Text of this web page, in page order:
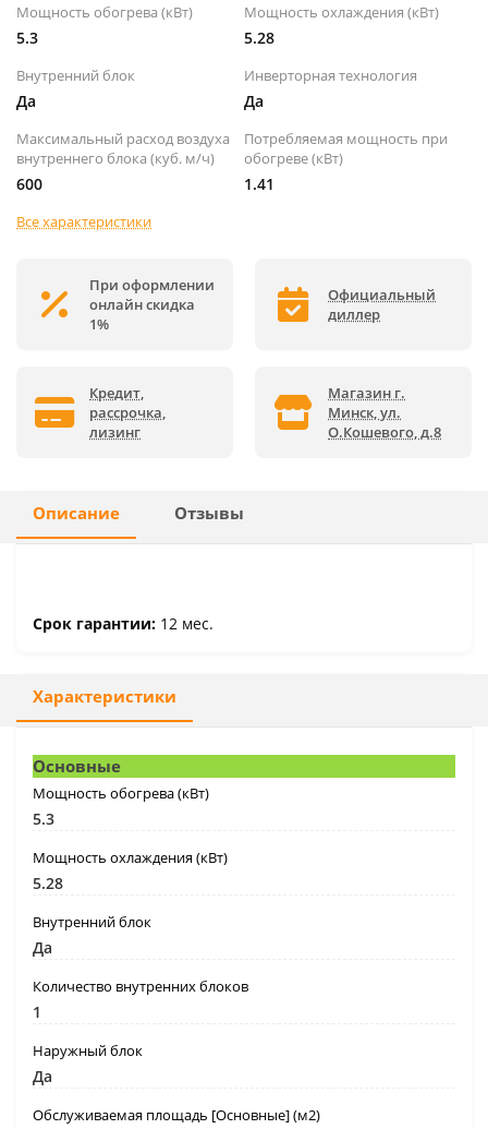
Мощность обогрева (кВт)
5.3
Мощность охлаждения (кВт)
5.28
Внутренний блок
Да
Инверторная технология
Да
Максимальный расход воздуха
внутреннего блока (куб. м/ч)
600
Потребляемая мощность при
обогреве (кВт)
1.41
Все характеристики
При оформлении
онлайн скидка
1%
Официальный
диллер
Кредит,
рассрочка,
лизинг
Магазин г.
Минск, ул.
О.Кошевого, д.8
Описание Отзывы
Срок гарантии: 12 мес.
Характеристики
Основные
Мощность обогрева (кВт)
5.3
Мощность охлаждения (кВт)
5.28
Внутренний блок
Да
Количество внутренних блоков
1
Наружный блок
Да
Обслуживаемая площадь [Основные] (м2)